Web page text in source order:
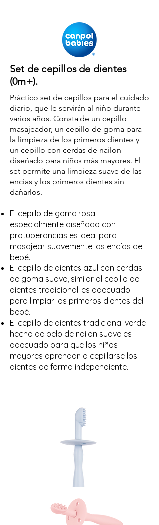
Set de cepillos de dientes
(0m+).
Práctico set de cepillos para el cuidado
diario, que le servirán al niño durante
varios años. Consta de un cepillo
masajeador, un cepillo de goma para
la limpieza de los primeros dientes y
un cepillo con cerdas de nailon
diseñado para niños más mayores. El
set permite una limpieza suave de las
encías y los primeros dientes sin
dañarlos.
El cepillo de goma rosa
especialmente diseñado con
protuberancias es ideal para
masajear suavemente las encías del
bebé.
El cepillo de dientes azul con cerdas
de goma suave, similar al cepillo de
dientes tradicional, es adecuado
para limpiar los primeros dientes del
bebé.
El cepillo de dientes tradicional verde
hecho de pelo de nailon suave es
adecuado para que los niños
mayores aprendan a cepillarse los
dientes de forma independiente.